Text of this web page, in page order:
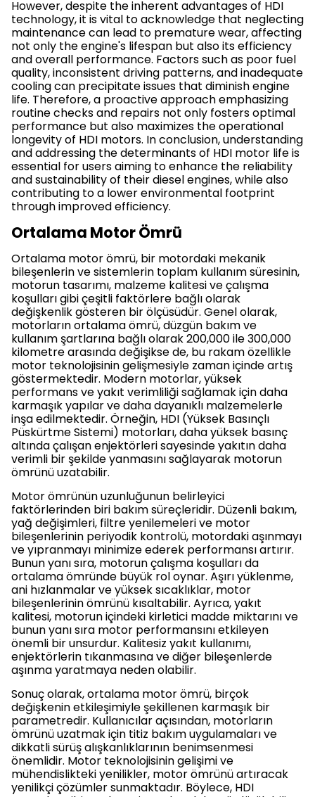
However, despite the inherent advantages of HDI
technology, it is vital to acknowledge that neglecting
maintenance can lead to premature wear, affecting
not only the engine's lifespan but also its efficiency
and overall performance. Factors such as poor fuel
quality, inconsistent driving patterns, and inadequate
cooling can precipitate issues that diminish engine
life. Therefore, a proactive approach emphasizing
routine checks and repairs not only fosters optimal
performance but also maximizes the operational
longevity of HDI motors. In conclusion, understanding
and addressing the determinants of HDI motor life is
essential for users aiming to enhance the reliability
and sustainability of their diesel engines, while also
contributing to a lower environmental footprint
through improved efficiency.
Ortalama Motor Ömrü
Ortalama motor ömrü, bir motordaki mekanik
bileşenlerin ve sistemlerin toplam kullanım süresinin,
motorun tasarımı, malzeme kalitesi ve çalışma
koşulları gibi çeşitli faktörlere bağlı olarak
değişkenlik gösteren bir ölçüsüdür. Genel olarak,
motorların ortalama ömrü, düzgün bakım ve
kullanım şartlarına bağlı olarak 200,000 ile 300,000
kilometre arasında değişikse de, bu rakam özellikle
motor teknolojisinin gelişmesiyle zaman içinde artış
göstermektedir. Modern motorlar, yüksek
performans ve yakıt verimliliği sağlamak için daha
karmaşık yapılar ve daha dayanıklı malzemelerle
inşa edilmektedir. Örneğin, HDI (Yüksek Basınçlı
Püskürtme Sistemi) motorları, daha yüksek basınç
altında çalışan enjektörleri sayesinde yakıtın daha
verimli bir şekilde yanmasını sağlayarak motorun
ömrünü uzatabilir.
Motor ömrünün uzunluğunun belirleyici
faktörlerinden biri bakım süreçleridir. Düzenli bakım,
yağ değişimleri, filtre yenilemeleri ve motor
bileşenlerinin periyodik kontrolü, motordaki aşınmayı
ve yıpranmayı minimize ederek performansı artırır.
Bunun yanı sıra, motorun çalışma koşulları da
ortalama ömründe büyük rol oynar. Aşırı yüklenme,
ani hızlanmalar ve yüksek sıcaklıklar, motor
bileşenlerinin ömrünü kısaltabilir. Ayrıca, yakıt
kalitesi, motorun içindeki kirletici madde miktarını ve
bunun yanı sıra motor performansını etkileyen
önemli bir unsurdur. Kalitesiz yakıt kullanımı,
enjektörlerin tıkanmasına ve diğer bileşenlerde
aşınma yaratmaya neden olabilir.
Sonuç olarak, ortalama motor ömrü, birçok
değişkenin etkileşimiyle şekillenen karmaşık bir
parametredir. Kullanıcılar açısından, motorların
ömrünü uzatmak için titiz bakım uygulamaları ve
dikkatli sürüş alışkanlıklarının benimsenmesi
önemlidir. Motor teknolojisinin gelişimi ve
mühendislikteki yenilikler, motor ömrünü artıracak
yenilikçi çözümler sunmaktadır. Böylece, HDI